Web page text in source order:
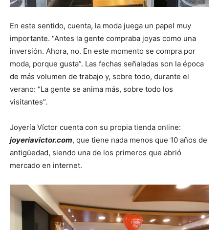
En este sentido, cuenta, la moda juega un papel muy
importante. “Antes la gente compraba joyas como una
inversión. Ahora, no. En este momento se compra por
moda, porque gusta”. Las fechas señaladas son la época
de más volumen de trabajo y, sobre todo, durante el
verano: “La gente se anima más, sobre todo los
visitantes”.
Joyería Víctor cuenta con su propia tienda online:
joyeríavictor.com, que tiene nada menos que 10 años de
antigüedad, siendo una de los primeros que abrió
mercado en internet.